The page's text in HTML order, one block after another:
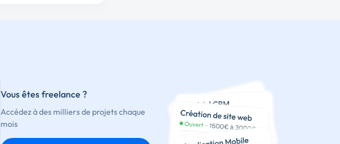
Vous êtes freelance ?
Accédez à des milliers de projets chaque
mois